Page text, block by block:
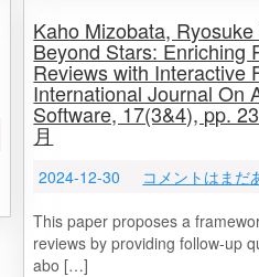
Kaho Mizobata, Ryosuke
Beyond Stars: Enriching
Reviews with Interactive
International Journal On
Software, 17(3&4), pp.
月
2024-12-30
コメントはまだ
This paper proposes a
reviews by providing follow-up
abo […]